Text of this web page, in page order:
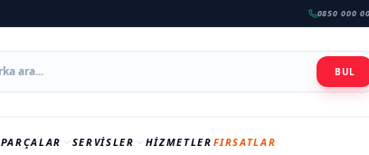
0850 000
BUL
PARÇALAR SERVISLER HIZMETLER FIRSATLAR